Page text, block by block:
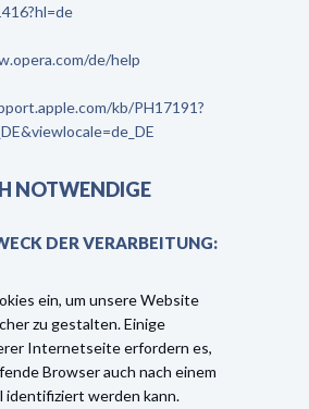
de/help
kb/PH17191?
NOTWENDIGE
DER VERARBEITUNG:
ein, um unsere Website
zu gestalten. Einige
Internetseite erfordern es,
Browser auch nach einem
identifiziert werden kann.